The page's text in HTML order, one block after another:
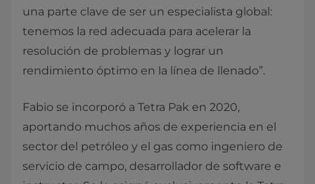
una parte clave de ser un especialista global:
tenemos la red adecuada para acelerar la
resolución de problemas y lograr un
rendimiento óptimo en la línea de llenado”.
Fabio se incorporó a Tetra Pak en 2020,
aportando muchos años de experiencia en el
sector del petróleo y el gas como ingeniero de
servicio de campo, desarrollador de software e